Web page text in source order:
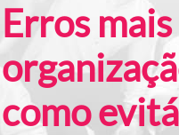
Erros
como